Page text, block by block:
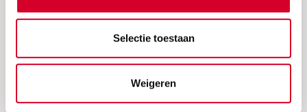
Selectie toestaan
Weigeren
Onze video's
Zakelijk
Inloggen op Avis zakelijk